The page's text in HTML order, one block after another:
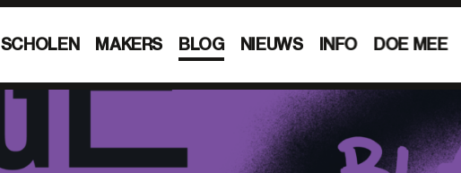
SCHOLEN MAKERS BLOG NIEUWS INFO DOE MEE